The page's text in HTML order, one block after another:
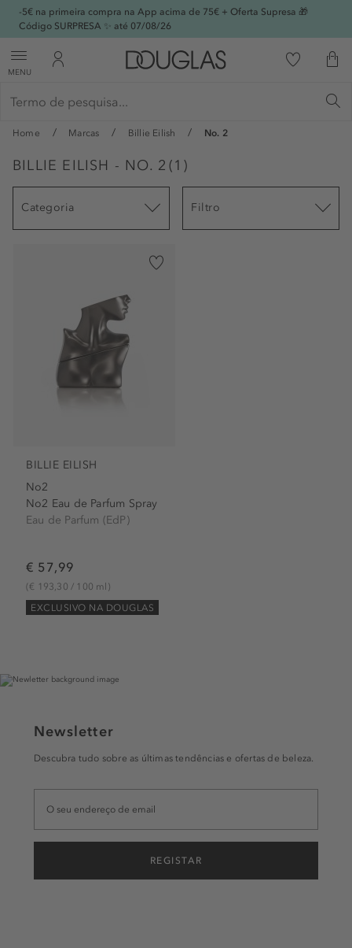
-5€ na primeira compra na App acima de 75€ + Oferta Supresa 🎁
Código SURPRESA ✨ até 07/08/26
MENU
Home Marcas Billie Eilish No. 2
BILLIE EILISH - NO. 2 (1 )
Categoria Filtro
BILLIE EILISH
No2
No2 Eau de Parfum Spray
Eau de Parfum (EdP)
€ 57,99
(€ 193,30 / 100 ml)
EXCLUSIVO NA DOUGLAS
Newsletter
Descubra tudo sobre as últimas tendências e ofertas de beleza.
REGISTAR